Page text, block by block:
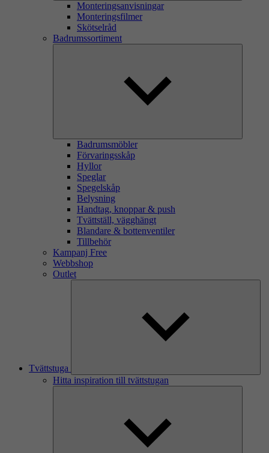
Monteringsanvisningar
Monteringsfilmer
Skötselråd
Badrumssortiment
Badrumsmöbler
Förvaringsskåp
Hyllor
Speglar
Spegelskåp
Belysning
Handtag, knoppar & push
Tvättställ, vägghängt
Blandare & bottenventiler
Tillbehör
Kampanj Free
Webbshop
Outlet
Tvättstuga
Hitta inspiration till tvättstugan